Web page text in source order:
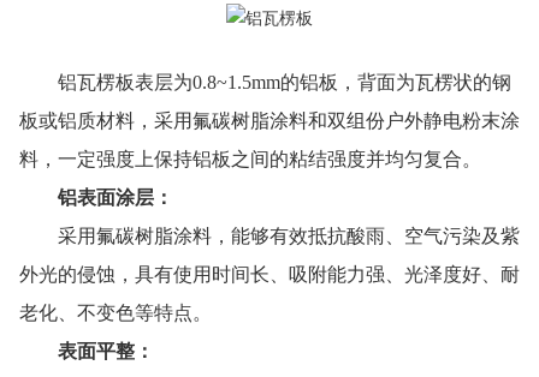
铝瓦楞板表层为0.8~1.5mm的铝板，背面为瓦楞状的钢
板或铝质材料，采用氟碳树脂涂料和双组份户外静电粉末涂
料，一定强度上保持铝板之间的粘结强度并均匀复合。
铝表面涂层：
采用氟碳树脂涂料，能够有效抵抗酸雨、空气污染及紫
外光的侵蚀，具有使用时间长、吸附能力强、光泽度好、耐
老化、不变色等特点。
表面平整：